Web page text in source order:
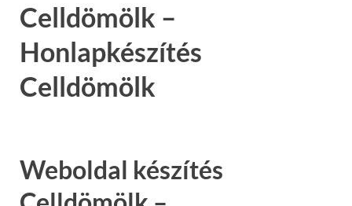
Celldömölk –
Honlapkészítés
Celldömölk
Weboldal készítés